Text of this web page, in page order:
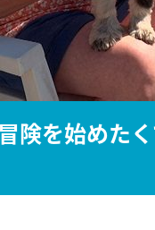
険を始めた